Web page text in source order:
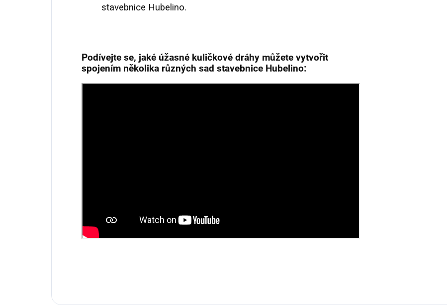
stavebnice Hubelino.
Podívejte se, jaké úžasné kuličkové dráhy můžete vytvořit
spojením několika různých sad stavebnice Hubelino: